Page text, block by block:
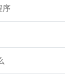
序